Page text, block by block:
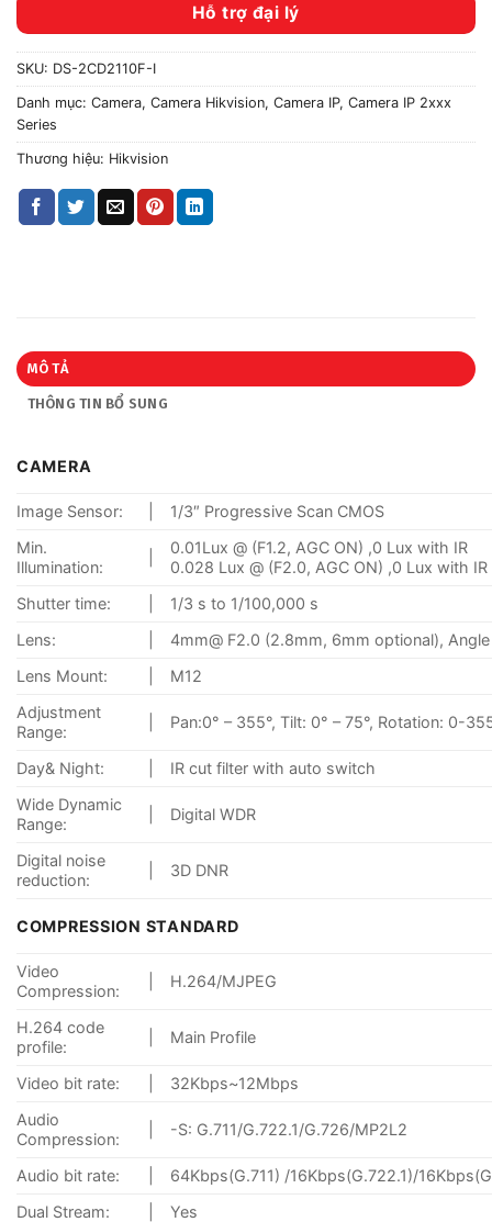
Hỗ trợ đại lý
SKU: DS-2CD2110F-I
Danh mục: Camera, Camera Hikvision, Camera IP, Camera IP 2xxx
Series
Thương hiệu: Hikvision
MÔ TẢ
THÔNG TIN BỔ SUNG
CAMERA
Image Sensor:
1/3″ Progressive Scan CMOS
Min.
Illumination:
0.01Lux @ (F1.2, AGC ON) ,0 Lux with IR
0.028 Lux @ (F2.0, AGC ON) ,0 Lux with IR
Shutter time:
1/3 s to 1/100,000 s
Lens:
4mm@ F2.0 (2.8mm, 6mm optional),
Lens Mount:
M12
Adjustment
Range:
Pan:0° – 355°, Tilt: 0° – 75°, Rotation: 0-
Day& Night:
IR cut filter with auto switch
Wide Dynamic
Range:
Digital WDR
Digital noise
reduction:
3D DNR
COMPRESSION STANDARD
Video
Compression:
H.264/MJPEG
H.264 code
profile:
Main Profile
Video bit rate:
32Kbps~12Mbps
Audio
Compression:
-S: G.711/G.722.1/G.726/MP2L2
Audio bit rate:
64Kbps(G.711) /16Kbps(G.722.1)/
Dual Stream:
Yes